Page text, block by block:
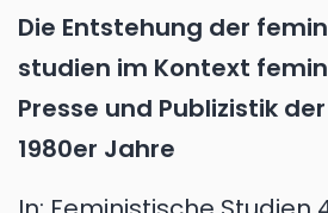
Die Entstehung der
studien im Kontext
Presse und Publizistik
1980er Jahre